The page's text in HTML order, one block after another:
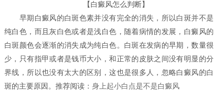
【白癜风怎么判断】
早期白癜风的白斑色素并没有完全的消失，所以白斑并不是
纯白色，而且灰白色或者是浅白色，随着病情的发展，白癜风的
白斑颜色会逐渐的消失成为纯白色。白斑在发病的早期，数量很
少，只有指甲或者是钱币大小，和正常的皮肤之间没有明显的分
界线，所以也没有太大的区别，这也是很多人，忽略白癜风的白
斑的主要原因。推荐阅读：身上起小白点是不是白癜风